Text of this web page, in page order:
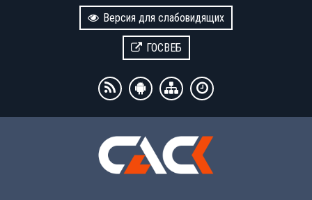
Версия для слабовидящих
ГОСВЕБ